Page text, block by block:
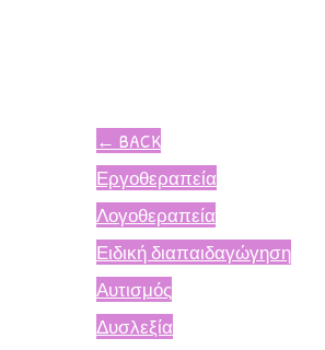
← BACK
Εργοθεραπεία
Λογοθεραπεία
Ειδική διαπαιδαγώγηση
Αυτισμός
Δυσλεξία